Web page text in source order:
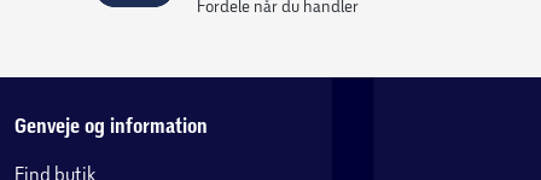
Fordele når du handler
Genveje og information
Find butik